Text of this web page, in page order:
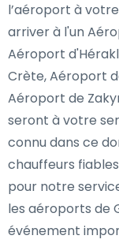
l’aéroport à
arriver à l'un
Aéroport
Crète, Aéroport
Aéroport de
seront à votre
connu dans ce
chauffeurs
pour notre
les aéroports de
événement